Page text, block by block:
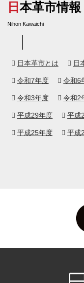
日本革市情報
Nihon Kawaichi
日本革市とは 日
令和7年度 令和6
令和3年度 令和2
平成29年度 平成
平成25年度 平成